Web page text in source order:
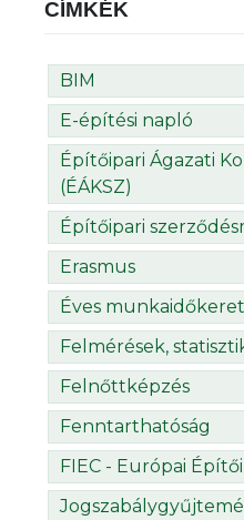
CÍMKÉK
BIM
E-építési napló
Építőipari Ágazati
(ÉÁKSZ)
Építőipari
Erasmus
Éves munkaidőkeret
Felmérések,
Felnőttképzés
Fenntarthatóság
FIEC - Európai